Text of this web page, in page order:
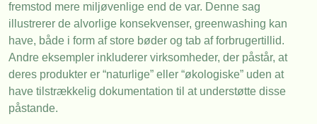
fremstod mere miljøvenlige end de var. Denne sag
illustrerer de alvorlige konsekvenser, greenwashing kan
have, både i form af store bøder og tab af forbrugertillid.
Andre eksempler inkluderer virksomheder, der påstår, at
deres produkter er “naturlige” eller “økologiske” uden at
have tilstrækkelig dokumentation til at understøtte disse
påstande.